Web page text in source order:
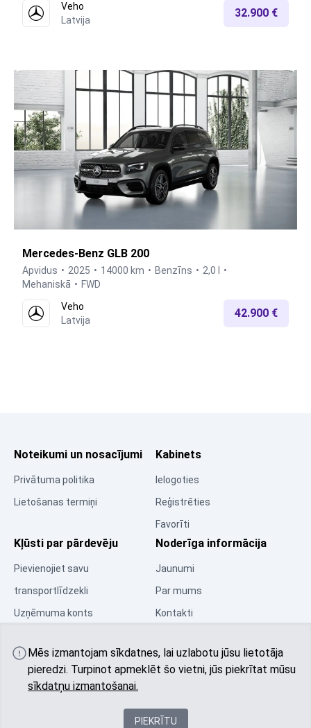
Veho
Latvija
32.900 €
Mercedes-Benz GLB 200
Apvidus 2025 14000 km Benzīns
2,0 l
Mehaniskā
FWD
Veho
Latvija
42.900 €
Noteikumi un nosacījumi
Privātuma politika
Lietošanas termiņi
Kabinets
Ielogoties
Reģistrēties
Favorīti
Kļūsti par pārdevēju
Pievienojiet savu
transportlīdzekli
Uzņēmuma konts
Kopiena
Noderīga informācija
Jaunumi
Par mums
Kontakti
© 2025 All rights reserved autobu.eu
Mēs izmantojam sīkdatnes, lai uzlabotu jūsu lietotāja
pieredzi. Turpinot apmeklēt šo vietni, jūs piekrītat mūsu
sīkdatņu izmantošanai.
PIEKRĪTU